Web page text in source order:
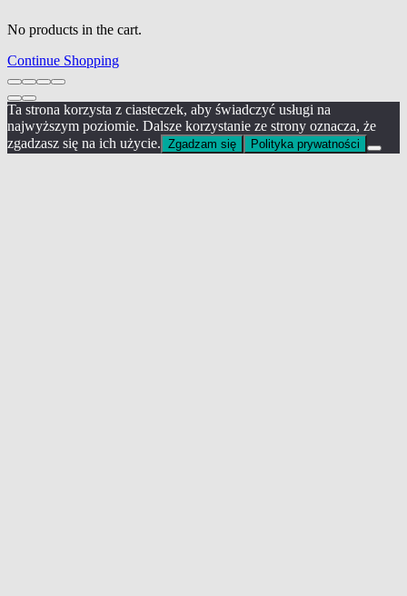
No products in the cart.
Continue Shopping
Ta strona korzysta z ciasteczek, aby świadczyć usługi na
najwyższym poziomie. Dalsze korzystanie ze strony oznacza, że
zgadzasz się na ich użycie. Zgadzam się Polityka prywatności